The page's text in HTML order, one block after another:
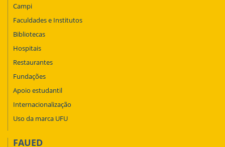
Campi
Faculdades e Institutos
Bibliotecas
Hospitais
Restaurantes
Fundações
Apoio estudantil
Internacionalização
Uso da marca UFU
FAUED